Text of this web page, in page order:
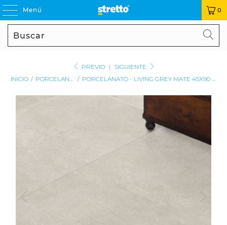
Menú 0
Buscar
PREVIO |
SIGUIENTE
INICIO / PORCELANATOS / PORCELANATO - LIVING GREY MATE 45X90 RECTIFICADO